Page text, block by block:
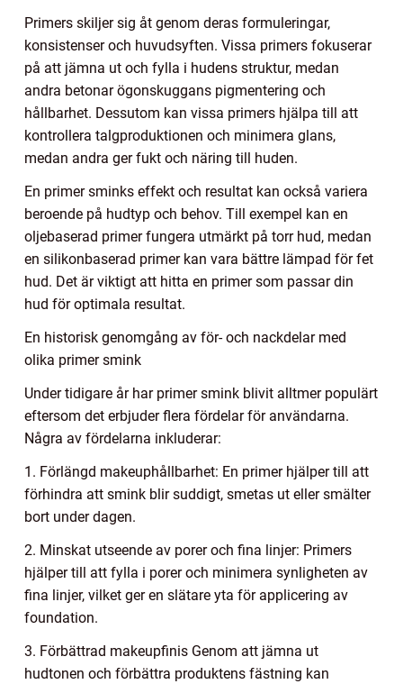
Primers skiljer sig åt genom deras formuleringar,
konsistenser och huvudsyften. Vissa primers fokuserar
på att jämna ut och fylla i hudens struktur, medan
andra betonar ögonskuggans pigmentering och
hållbarhet. Dessutom kan vissa primers hjälpa till att
kontrollera talgproduktionen och minimera glans,
medan andra ger fukt och näring till huden.
En primer sminks effekt och resultat kan också variera
beroende på hudtyp och behov. Till exempel kan en
oljebaserad primer fungera utmärkt på torr hud, medan
en silikonbaserad primer kan vara bättre lämpad för fet
hud. Det är viktigt att hitta en primer som passar din
hud för optimala resultat.
En historisk genomgång av för- och nackdelar med
olika primer smink
Under tidigare år har primer smink blivit alltmer populärt
eftersom det erbjuder flera fördelar för användarna.
Några av fördelarna inkluderar:
1. Förlängd makeuphållbarhet: En primer hjälper till att
förhindra att smink blir suddigt, smetas ut eller smälter
bort under dagen.
2. Minskat utseende av porer och fina linjer: Primers
hjälper till att fylla i porer och minimera synligheten av
fina linjer, vilket ger en slätare yta för applicering av
foundation.
3. Förbättrad makeupfinis Genom att jämna ut
hudtonen och förbättra produktens fästning kan